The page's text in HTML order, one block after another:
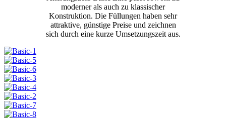
moderner als auch zu klassischer
Konstruktion. Die Füllungen haben sehr
attraktive, günstige Preise und zeichnen
sich durch eine kurze Umsetzungszeit aus.